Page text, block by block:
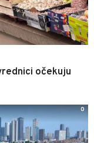
očekuju
0